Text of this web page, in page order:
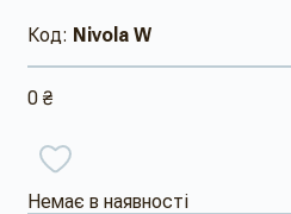
Код: Nivola W
0 ₴
Немає в наявності